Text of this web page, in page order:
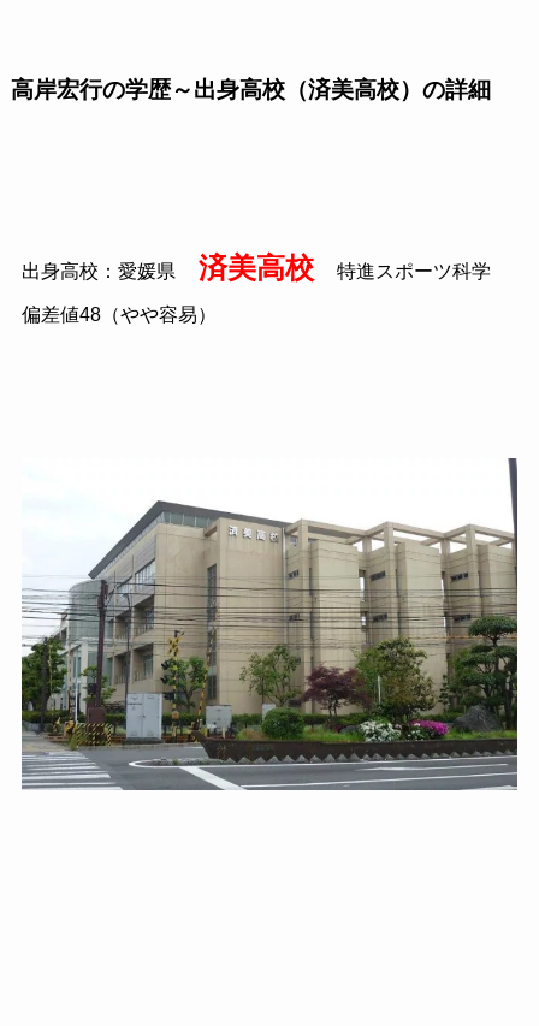
高岸宏行の学歴～出身高校（済美高校）の詳細
出身高校：愛媛県 済美高校 特進スポーツ科学
偏差値48（やや容易）